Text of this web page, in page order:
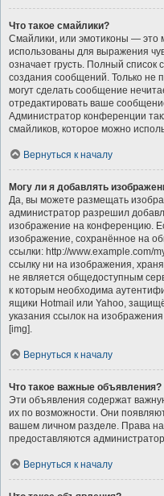
Что такое смайлики?
Смайлики, или эмотиконы — это
использованы для выражения
означает грусть. Полный
создания сообщений. Только не
могут сделать сообщение
отредактировать ваше
Администратор конференции
смайликов, которое можно
Вернуться к началу
Могу ли я добавлять
Да, вы можете размещать
администратор разрешил
изображение на конференцию.
изображение, сохранённое на
ссылки: http://www.example.com/
ссылку ни на изображения,
не является общедоступным
к которым необходима
ящики Hotmail или Yahoo,
указания ссылок на
[img].
Вернуться к началу
Что такое важные объявления?
Эти объявления содержат
их по возможности. Они
вашем личном разделе. Права
предоставляются
Вернуться к началу